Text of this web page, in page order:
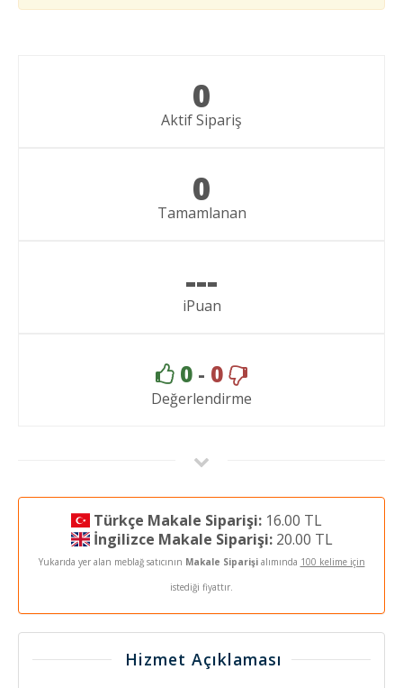
0
Aktif Sipariş
0
Tamamlanan
---
iPuan
0 - 0
Değerlendirme
Türkçe Makale Siparişi:16.00 TL
İngilizce Makale Siparişi:20.00 TL
Yukarıda yer alan meblağ satıcının Makale Siparişialımında 100 kelime için
istediği fiyattır.
Hizmet Açıklaması